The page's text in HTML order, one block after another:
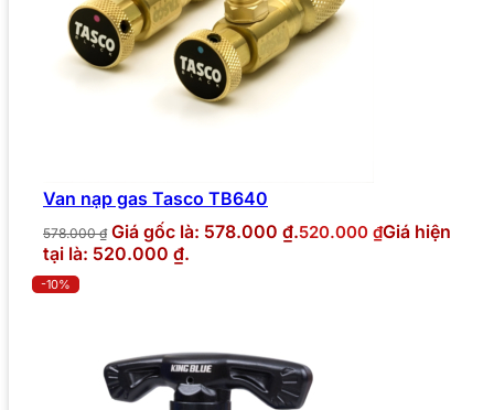
Van nạp gas Tasco TB640
578.000₫ Giá gốc là: 578.000 ₫.520.000 ₫Giá hiện
tại là: 520.000 ₫.
-10%